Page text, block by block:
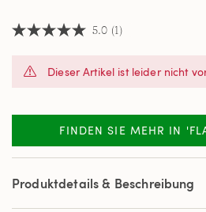
5.0
Sternen,
Bewertung.
Review.
Link
derselben
5.0 (1)
Dieser Artikel ist leider nicht
FINDEN SIE MEHR IN
Produktdetails & Beschreibung